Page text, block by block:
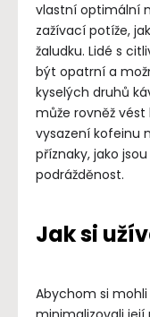
vlastní optimální
zažívací potíže,
žaludku. Lidé s
být opatrní a
kyselých druhů
může rovněž vést
vysazení kofeinu
příznaky, jako
podrážděnost.
Jak si
Abychom si